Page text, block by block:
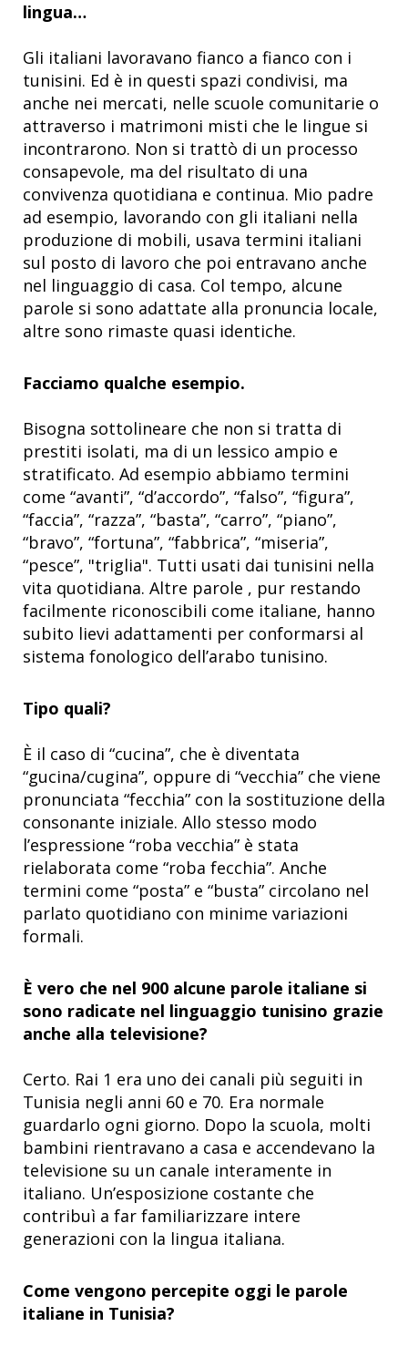
lingua…
Gli italiani lavoravano fianco a fianco con i
tunisini. Ed è in questi spazi condivisi, ma
anche nei mercati, nelle scuole comunitarie o
attraverso i matrimoni misti che le lingue si
incontrarono. Non si trattò di un processo
consapevole, ma del risultato di una
convivenza quotidiana e continua. Mio padre
ad esempio, lavorando con gli italiani nella
produzione di mobili, usava termini italiani
sul posto di lavoro che poi entravano anche
nel linguaggio di casa. Col tempo, alcune
parole si sono adattate alla pronuncia locale,
altre sono rimaste quasi identiche.
Facciamo qualche esempio.
Bisogna sottolineare che non si tratta di
prestiti isolati, ma di un lessico ampio e
stratificato. Ad esempio abbiamo termini
come “avanti”, “d’accordo”, “falso”, “figura”,
“faccia”, “razza”, “basta”, “carro”, “piano”,
“bravo”, “fortuna”, “fabbrica”, “miseria”,
“pesce”, "triglia". Tutti usati dai tunisini nella
vita quotidiana. Altre parole , pur restando
facilmente riconoscibili come italiane, hanno
subito lievi adattamenti per conformarsi al
sistema fonologico dell’arabo tunisino.
Tipo quali?
È il caso di “cucina”, che è diventata
“gucina/cugina”, oppure di “vecchia” che viene
pronunciata “fecchia” con la sostituzione della
consonante iniziale. Allo stesso modo
l’espressione “roba vecchia” è stata
rielaborata come “roba fecchia”. Anche
termini come “posta” e “busta” circolano nel
parlato quotidiano con minime variazioni
formali.
È vero che nel 900 alcune parole italiane si
sono radicate nel linguaggio tunisino grazie
anche alla televisione?
Certo. Rai 1 era uno dei canali più seguiti in
Tunisia negli anni 60 e 70. Era normale
guardarlo ogni giorno. Dopo la scuola, molti
bambini rientravano a casa e accendevano la
televisione su un canale interamente in
italiano. Un’esposizione costante che
contribuì a far familiarizzare intere
generazioni con la lingua italiana.
Come vengono percepite oggi le parole
italiane in Tunisia?